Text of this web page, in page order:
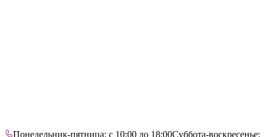
Понедельник-пятница: с 10:00 до 18:00Суббота-воскресенье: